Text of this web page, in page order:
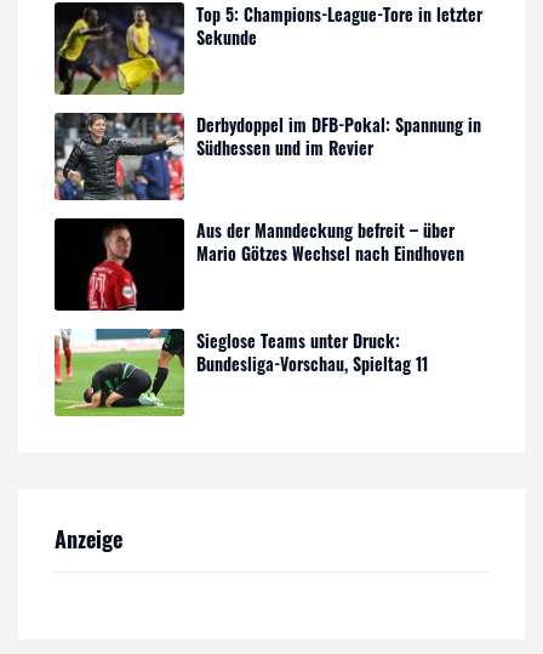
Top 5: Champions-League-Tore in letzter
Sekunde
Derbydoppel im DFB-Pokal: Spannung in
Südhessen und im Revier
Aus der Manndeckung befreit – über
Mario Götzes Wechsel nach Eindhoven
Sieglose Teams unter Druck:
Bundesliga-Vorschau, Spieltag 11
Anzeige